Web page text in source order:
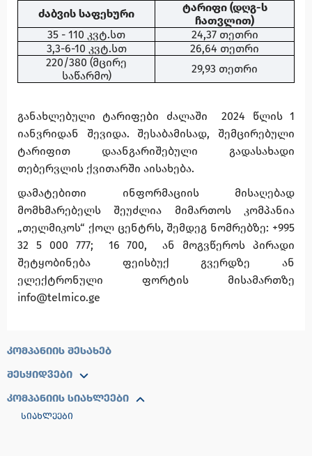
ᲙᲝᲛᲞᲐᲜᲘᲘᲡ ᲨᲔᲡᲐᲮᲔᲑ
ᲨᲔᲡᲧᲘᲓᲕᲔᲑᲘ
ᲙᲝᲛᲞᲐᲜᲘᲘᲡ ᲡᲘᲐᲮᲚᲔᲔᲑᲘ
ᲡᲘᲐᲮᲚᲔᲔᲑᲘ
ძაბვის საფეხური
ტარიფი (დღგ-ს
ჩათვლით)
35 - 110 კვტ.სთ
24,37 თეთრი
3,3-6-10 კვტ.სთ
26,64 თეთრი
220/380 (მცირე
საწარმო)
29,93 თეთრი
განახლებული ტარიფები ძალაში
2024 წლის 1
იანვრიდან შევიდა. შესაბამისად, შემცირებული
ტარიფით დაანგარიშებული გადასახადი
თებერვლის ქვითარში აისახება.
დამატებითი ინფორმაციის მისაღებად
მომხმარებელს შეუძლია მიმართოს კომპანია
„თელმიკოს“ ქოლ ცენტრს, შემდეგ ნომრებზე: +995
32 5 000 777;
16 700,
ან მოგვწეროს პირადი
შეტყობინება ფეისბუქ გვერდზე ან
ელექტრონული ფორტის მისამართზე
info@telmico.ge